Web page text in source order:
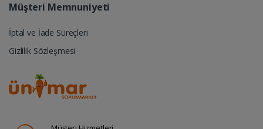
Müşteri Memnuniyeti
İptal ve İade Süreçleri
Gizlilik Sözleşmesi